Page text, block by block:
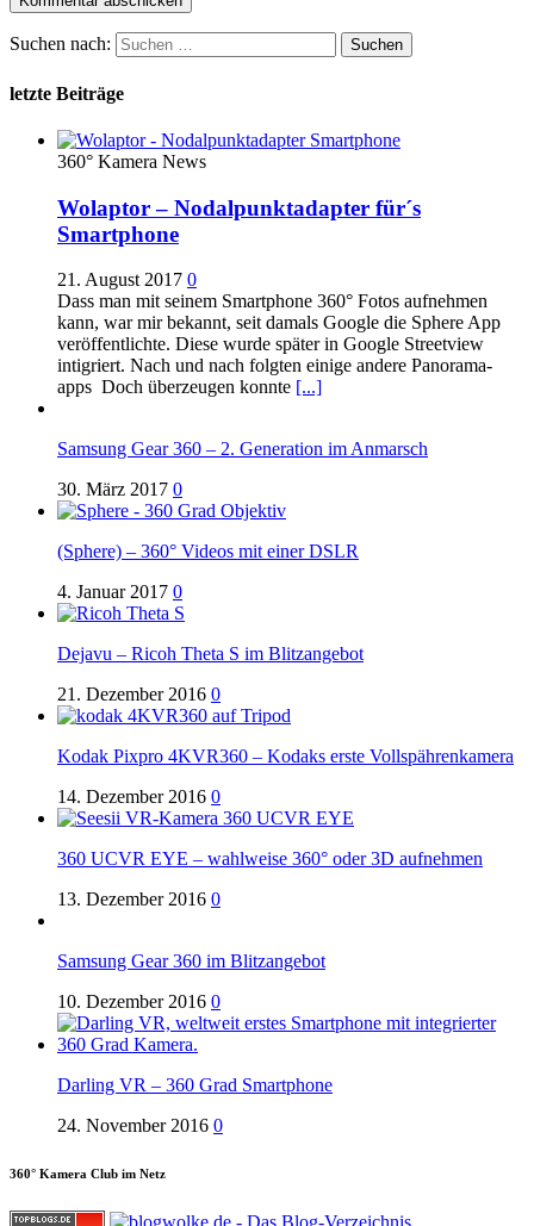
Suchen nach:
letzte Beiträge
360° Kamera News
Wolaptor – Nodalpunktadapter für´s
Smartphone
21. August 2017 0
Dass man mit seinem Smartphone 360° Fotos aufnehmen
kann, war mir bekannt, seit damals Google die Sphere App
veröffentlichte. Diese wurde später in Google Streetview
intigriert. Nach und nach folgten einige andere Panorama-
apps Doch überzeugen konnte [...]
Samsung Gear 360 – 2. Generation im Anmarsch
30. März 2017 0
(Sphere) – 360° Videos mit einer DSLR
4. Januar 2017 0
Dejavu – Ricoh Theta S im Blitzangebot
21. Dezember 2016 0
Kodak Pixpro 4KVR360 – Kodaks erste Vollspährenkamera
14. Dezember 2016 0
360 UCVR EYE – wahlweise 360° oder 3D aufnehmen
13. Dezember 2016 0
Samsung Gear 360 im Blitzangebot
10. Dezember 2016 0
Darling VR – 360 Grad Smartphone
24. November 2016 0
360° Kamera Club im Netz